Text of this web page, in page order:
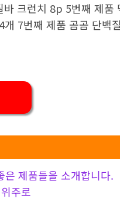
크런치 8p 5번째 제품
7번째 제품 곰곰 단백
제품들을 소개합니다.
주로